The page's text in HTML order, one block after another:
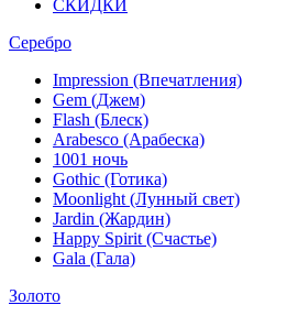
СКИДКИ
Серебро
Impression (Впечатления)
Gem (Джем)
Flash (Блеск)
Arabesco (Арабеска)
1001 ночь
Gothic (Готика)
Moonlight (Лунный свет)
Jardin (Жардин)
Happy Spirit (Счастье)
Gala (Гала)
Золото